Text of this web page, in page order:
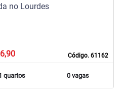
Código. 61162
no Lourdes
quartos 0 vagas